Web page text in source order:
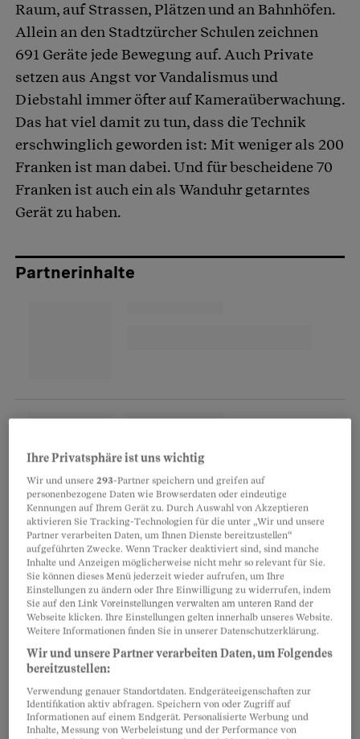
Raum, auf Strassen, Plätzen und an Bahnhöfen.
Allein an den Stadtzürcher Schulen zeichnen
691 Geräte jede Bewegung auf. Auch Private
setzen aus Angst vor Vandalismus und
Diebstahl immer öfter auf Kameraüberwachung.
Das hat viel damit zu tun, dass die Technik
erschwinglich geworden ist: Mit weniger als 200
Franken ist man dabei. Und für bescheidene 70
Franken ist auch ein als Wanduhr getarntes
Gerät zu haben.
Partnerinhalte
Der immerwache Spion
Eine Kamera am Garagendach ist also flugs
installiert, eine zweite über der Gartenlaube
auch. Doch darf einfach wahllos gefilmt werden?
Was geschieht mit den Aufzeichnungen? Und
wie muss darüber informiert werden?
Störende Kameras: So wehren Sie sich
Ihre Privatsphäre ist uns wichtig
Wir und unsere293-Partner speichern und greifen auf
personenbezogene Daten wie Browserdaten oder eindeutige
Kennungen auf Ihrem Gerät zu. Durch Auswahl von Akzeptieren
aktivieren Sie Tracking-Technologien für die unter „Wir und unsere
Partner verarbeiten Daten, um Ihnen Dienste bereitzustellen“
aufgeführten Zwecke. Wenn Tracker deaktiviert sind, sind manche
Inhalte und Anzeigen möglicherweise nicht mehr so relevant für Sie.
Sie können dieses Menü jederzeit wieder aufrufen, um Ihre
Einstellungen zu ändern oder Ihre Einwilligung zu widerrufen, indem
Sie auf den Link Voreinstellungen verwalten am unteren Rand der
Webseite klicken. Ihre Einstellungen gelten innerhalb unseres Website.
Weitere Informationen finden Sie in unserer Datenschutzerklärung.
Wir und unsere Partner verarbeiten Daten, um Folgendes
bereitzustellen:
Verwendung genauer Standortdaten. Endgeräteeigenschaften zur
Identifikation aktiv abfragen. Speichern von oder Zugriff auf
Informationen auf einem Endgerät. Personalisierte Werbung und
Inhalte, Messung von Werbeleistung und der Performance von